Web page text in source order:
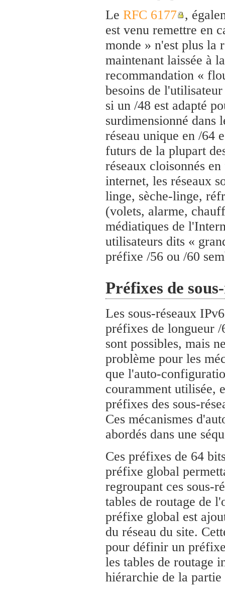
Le RFC 6177 ,
est venu remettre en
monde » n'est plus
maintenant laissée à
recommandation «
besoins de
si un /48 est adapté
surdimensionné dans
réseau unique en /64
futurs de la plupart
réseaux cloisonnés
internet, les réseaux
linge, sèche-linge,
(volets, alarme,
médiatiques de
utilisateurs dits «
préfixe /56 ou /60
Préfixes de
Les sous-réseaux
préfixes de longueur
sont possibles, mais
problème pour les
que l'auto-
couramment utilisée,
préfixes des sous-
Ces mécanismes
abordés dans une
Ces préfixes de 64
préfixe global
regroupant ces sous-
tables de routage de
préfixe global est
du réseau du site.
pour définir un
les tables de routage
hiérarchie de la